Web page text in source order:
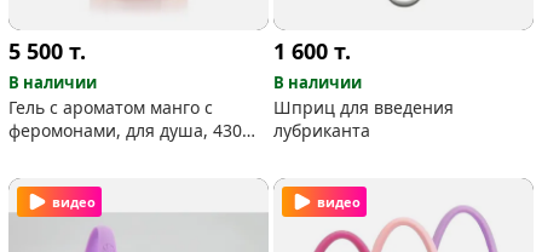
5 500т.
В наличии
Гель с ароматом манго с
феромонами, для душа, 430
1 600т.
В наличии
Шприц для введения
лубриканта
видео видео